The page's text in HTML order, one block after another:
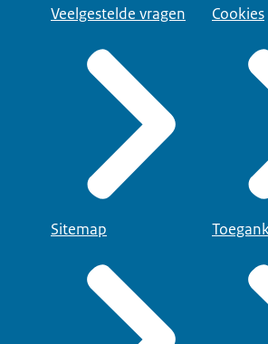
Veelgestelde vragen
Sitemap
Cookies